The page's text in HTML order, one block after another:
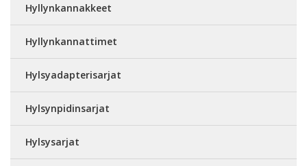
Hyllynkannakkeet
Hyllynkannattimet
Hylsyadapterisarjat
Hylsynpidinsarjat
Hylsysarjat